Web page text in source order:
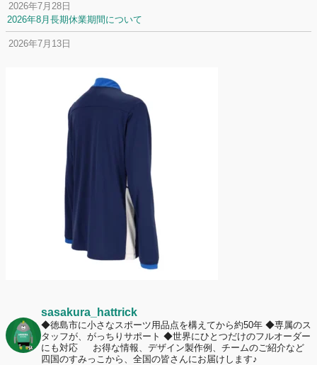
2026年7月28日
2026年8月長期休業期間について
2026年7月13日
名前入りユニフォームで子どもの自信が「プラスになった」と感じた保
護者は約67%！「やや高いと感じたが納得して購入した」と価値を実感
する声も32.7%に！
2026年6月15日
応援ユニフォーム、約53％が「会場に一体感があってよい」と回答。チ
ームへの愛情が伝わる応援スタイルとは？
sasakura_hattrick
◆徳島市に小さなスポーツ用品点を構えてから約50年 ◆専属のス
タッフが、がっちりサポート ◆世界にひとつだけのフルオーダー
にも対応
お得な情報、デザイン製作例、チームのご紹介など
四国のすみっこから、全国の皆さんにお届けします♪